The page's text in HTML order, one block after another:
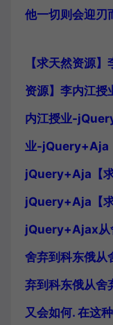
他一切则会迎刃
【求天然资源
资源】李内江
内江授业-
业-jQuery+Aja
jQuery+Aja【
jQuery+Aja【
jQuery+Ajax从
舍弃到科东俄从
弃到科东俄从舍
又会如何. 在这